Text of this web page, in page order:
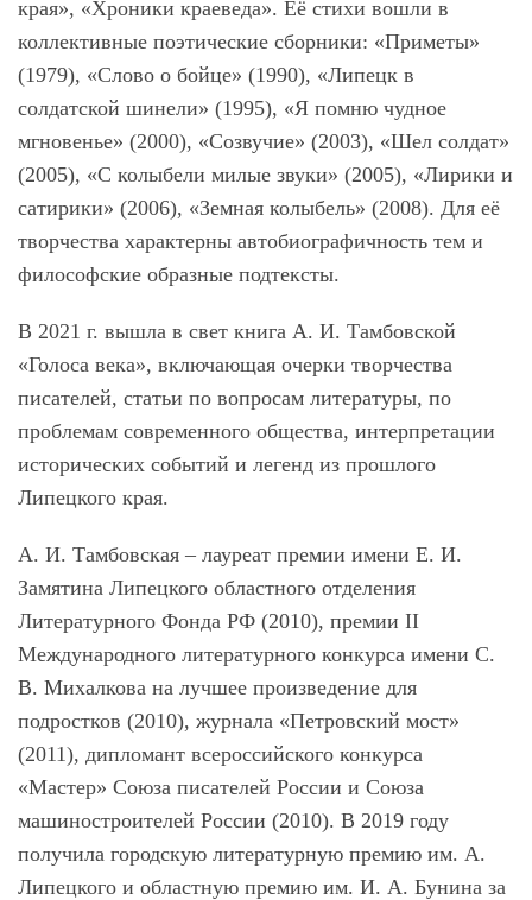
края», «Хроники краеведа». Её стихи вошли в
коллективные поэтические сборники: «Приметы»
(1979), «Слово о бойце» (1990), «Липецк в
солдатской шинели» (1995), «Я помню чудное
мгновенье» (2000), «Созвучие» (2003), «Шел солдат»
(2005), «С колыбели милые звуки» (2005), «Лирики и
сатирики» (2006), «Земная колыбель» (2008). Для её
творчества характерны автобиографичность тем и
философские образные подтексты.
В 2021 г. вышла в свет книга А. И. Тамбовской
«Голоса века», включающая очерки творчества
писателей, статьи по вопросам литературы, по
проблемам современного общества, интерпретации
исторических событий и легенд из прошлого
Липецкого края.
А. И. Тамбовская – лауреат премии имени Е. И.
Замятина Липецкого областного отделения
Литературного Фонда РФ (2010), премии II
Международного литературного конкурса имени С.
В. Михалкова на лучшее произведение для
подростков (2010), журнала «Петровский мост»
(2011), дипломант всероссийского конкурса
«Мастер» Союза писателей России и Союза
машиностроителей России (2010). В 2019 году
получила городскую литературную премию им. А.
Липецкого и областную премию им. И. А. Бунина за